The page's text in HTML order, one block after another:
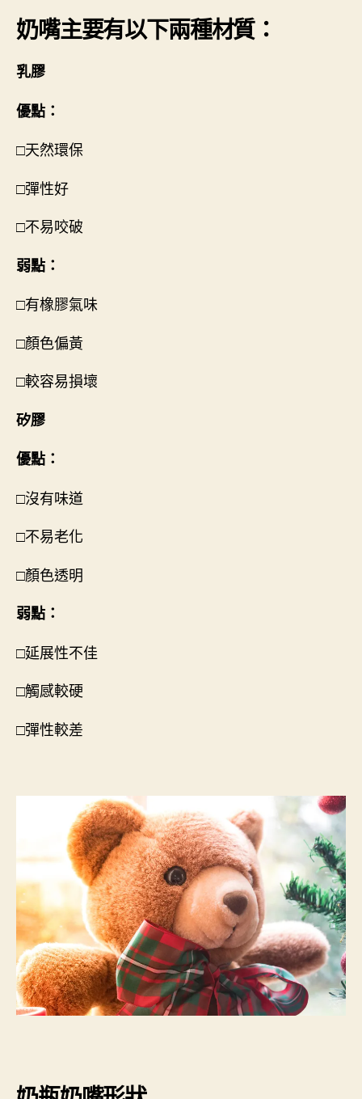
奶嘴主要有以下兩種材質：
乳膠
優點：
□天然環保
□彈性好
□不易咬破
弱點：
□有橡膠氣味
□顏色偏黃
□較容易損壞
矽膠
優點：
□沒有味道
□不易老化
□顏色透明
弱點：
□延展性不佳
□觸感較硬
□彈性較差